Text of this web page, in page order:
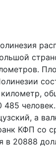
485
а
КФП со
в 20888